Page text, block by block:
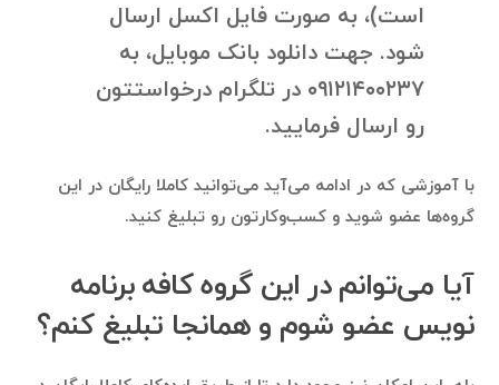
است)، به صورت فایل اکسل ارسال
شود. جهت دانلود بانک موبایل، به
۰۹۱۲۱۴۰۰۲۳۷ در تلگرام درخواستتون
رو ارسال فرمایید.
با آموزشی که در ادامه می‌آید می‌توانید کاملا رایگان در این
گروه‌ها عضو شوید و کسب‌وکارتون رو تبلیغ کنید.
آیا می‌توانم در این گروه کافه برنامه
نویس عضو شوم و همانجا تبلیغ کنم؟